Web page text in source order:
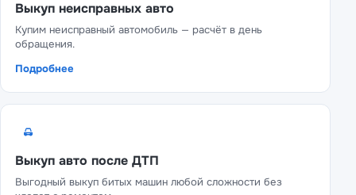
Выкуп неисправных авто
Купим неисправный автомобиль — расчёт в день
обращения.
Подробнее
Выкуп авто после ДТП
Выгодный выкуп битых машин любой сложности без